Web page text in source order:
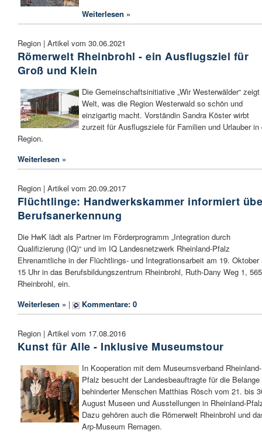
Weiterlesen »
Region | Artikel vom 30.06.2021
Römerwelt Rheinbrohl - ein Ausflugsziel für
Groß und Klein
Die Gemeinschaftsinitiative „Wir Westerwälder“ zeigt
Welt, was die Region Westerwald so schön und
einzigartig macht. Vorständin Sandra Köster wirbt
zurzeit für Ausflugsziele für Familien und Urlauber in
Region.
Weiterlesen »
Region | Artikel vom 20.09.2017
Flüchtlinge: Handwerkskammer informiert
Berufsanerkennung
Die HwK lädt als Partner im Förderprogramm „Integration durch
Qualifizierung (IQ)“ und im IQ Landesnetzwerk Rheinland-Pfalz
Ehrenamtliche in der Flüchtlings- und Integrationsarbeit am 19. Oktober
15 Uhr in das Berufsbildungszentrum Rheinbrohl, Ruth-Dany Weg 1,
Rheinbrohl, ein.
Weiterlesen » | Kommentare: 0
Region | Artikel vom 17.08.2016
Kunst für Alle - Inklusive Museumstour
In Kooperation mit dem Museumsverband Rheinland-
Pfalz besucht der Landesbeauftragte für die Belange
behinderter Menschen Matthias Rösch vom 21. bis
August Museen und Ausstellungen in Rheinland-
Dazu gehören auch die Römerwelt Rheinbrohl und
Arp-Museum Remagen.